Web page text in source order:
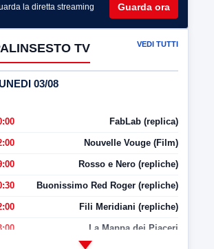
la diretta streaming Guarda ora
TV VEDI TUTTI
03/08
FabLab (replica)
Nouvelle Vouge (Film)
Rosso e Nero (repliche)
Buonissimo Red Roger (repliche)
Fili Meridiani (repliche)
La Mappa dei Piaceri